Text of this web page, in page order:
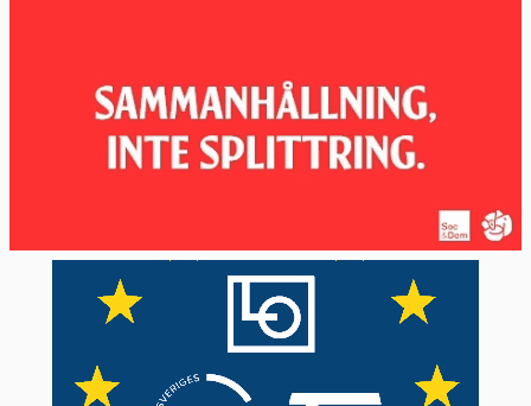
samtal om den strategiska agendan 2019-
2024. Nya topposter som Tusks efterträdare
och EU:s utrikeschef ska utses efter